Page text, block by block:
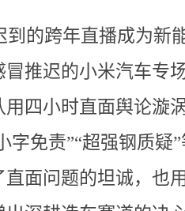
到的跨年直播成为新
推迟的小米汽车专
用四小时直面舆论漩
字免责”“超强钢质疑
面问题的坦诚，也